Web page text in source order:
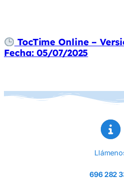
TocTime Online –
Fecha: 05/07/2025
696 282